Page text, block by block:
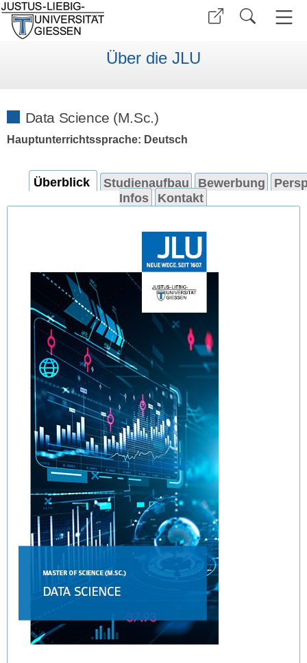
Über die JLU
Data Science (M.Sc.)
Hauptunterrichtssprache: Deutsch
Überblick Studienaufbau Bewerbung
Infos
Kontakt